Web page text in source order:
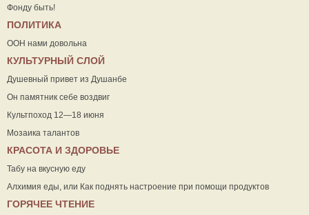
Фонду быть!
ПОЛИТИКА
ООН нами довольна
КУЛЬТУРНЫЙ СЛОЙ
Душевный привет из Душанбе
Он памятник себе воздвиг
Культпоход 12—18 июня
Мозаика талантов
КРАСОТА И ЗДОРОВЬЕ
Табу на вкусную еду
Алхимия еды, или Как поднять настроение при помощи продуктов
ГОРЯЧЕЕ ЧТЕНИЕ